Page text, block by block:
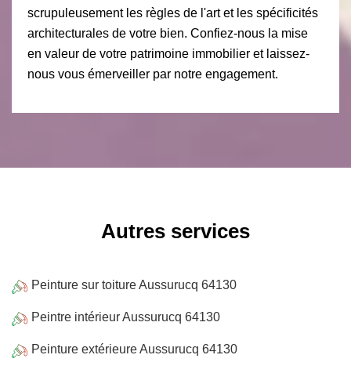
scrupuleusement les règles de l'art et les spécificités
architecturales de votre bien. Confiez-nous la mise
en valeur de votre patrimoine immobilier et laissez-
nous vous émerveiller par notre engagement.
Autres services
Peinture sur toiture Aussurucq 64130
Peintre intérieur Aussurucq 64130
Peinture extérieure Aussurucq 64130